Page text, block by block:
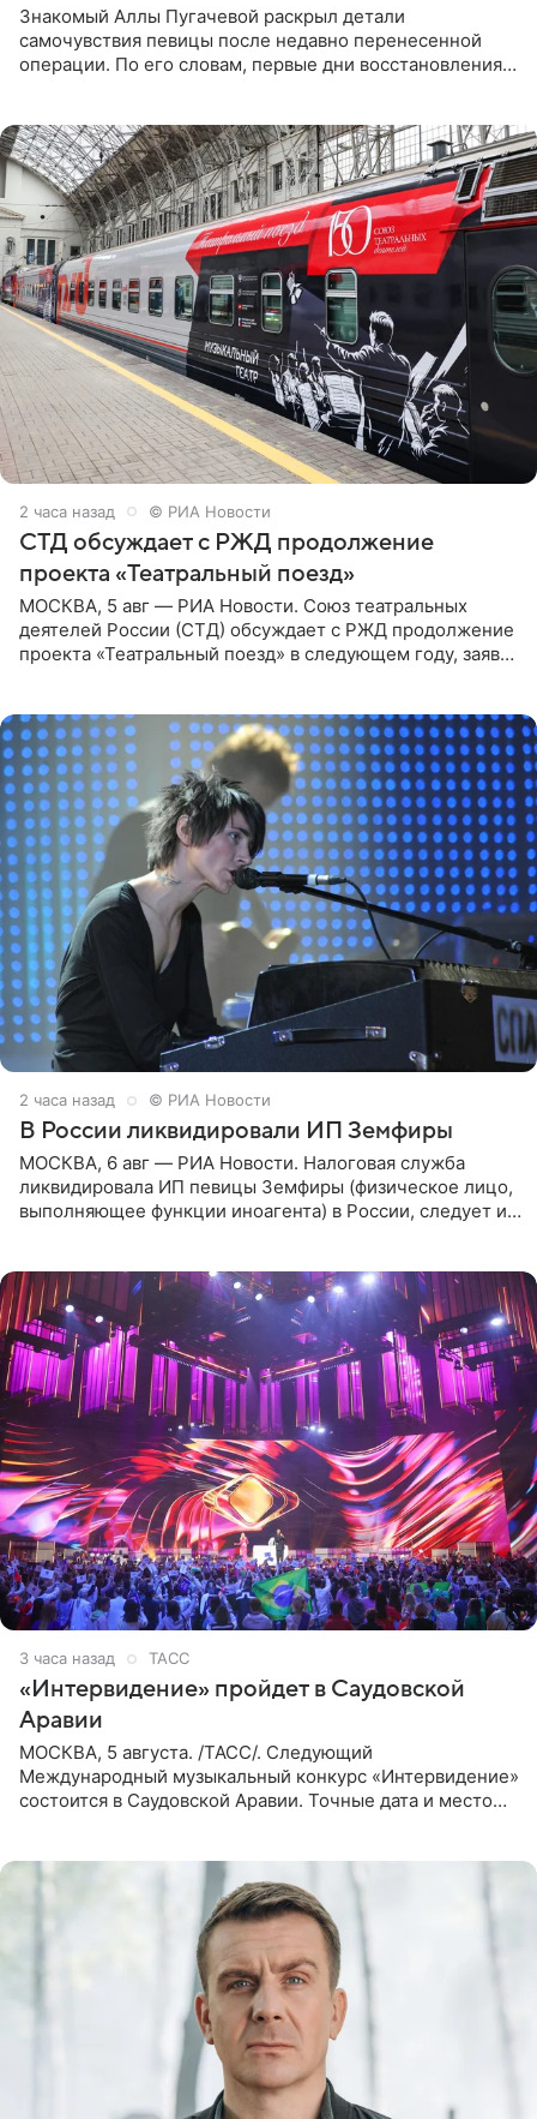
Знакомый Аллы Пугачевой раскрыл детали
самочувствия певицы после недавно перенесенной
операции. По его словам, первые дни восстановления
2 часа назад © РИА Новости
СТД обсуждает с РЖД продолжение
проекта «Театральный поезд»
МОСКВА, 5 авг — РИА Новости. Союз театральных
деятелей России (СТД) обсуждает с РЖД продолжение
проекта «Театральный поезд» в следующем году, заявил
2 часа назад © РИА Новости
В России ликвидировали ИП Земфиры
МОСКВА, 6 авг — РИА Новости. Налоговая служба
ликвидировала ИП певицы Земфиры (физическое лицо,
выполняющее функции иноагента) в России, следует из
3 часа назад ТАСС
«Интервидение» пройдет в Саудовской
Аравии
МОСКВА, 5 августа. /ТАСС/. Следующий
Международный музыкальный конкурс «Интервидение»
состоится в Саудовской Аравии. Точные дата и место